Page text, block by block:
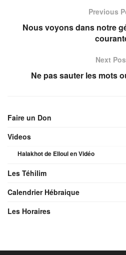
Previous
Nous voyons dans notre
Next
Ne pas sauter les mots
Faire un Don
Videos
Halakhot de Elloul en Vidéo
Les Téhilim
Calendrier Hébraique
Les Horaires